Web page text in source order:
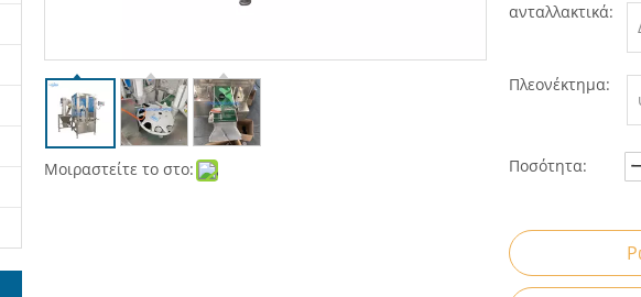
Μοιραστείτε το στο:
ανταλλακτικά:
Πλεονέκτημα:
Ποσότητα: